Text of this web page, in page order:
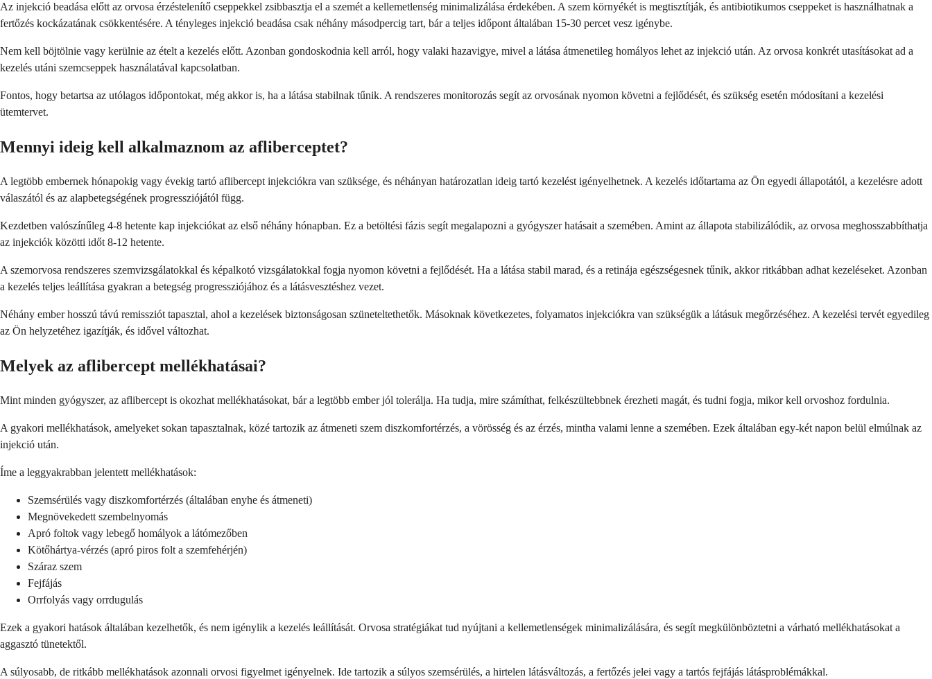
Az injekció beadása előtt az orvosa érzéstelenítő cseppekkel zsibbasztja el a szemét a kellemetlenség minimalizálása érdekében. A szem környékét is megtisztítják, és antibiotikumos cseppeket is használhatnak a
fertőzés kockázatának csökkentésére. A tényleges injekció beadása csak néhány másodpercig tart, bár a teljes időpont általában 15-30 percet vesz igénybe.
Nem kell böjtölnie vagy kerülnie az ételt a kezelés előtt. Azonban gondoskodnia kell arról, hogy valaki hazavigye, mivel a látása átmenetileg homályos lehet az injekció után. Az orvosa konkrét utasításokat ad a
kezelés utáni szemcseppek használatával kapcsolatban.
Fontos, hogy betartsa az utólagos időpontokat, még akkor is, ha a látása stabilnak tűnik. A rendszeres monitorozás segít az orvosának nyomon követni a fejlődését, és szükség esetén módosítani a kezelési
ütemtervet.
Mennyi ideig kell alkalmaznom az afliberceptet?
A legtöbb embernek hónapokig vagy évekig tartó aflibercept injekciókra van szüksége, és néhányan határozatlan ideig tartó kezelést igényelhetnek. A kezelés időtartama az Ön egyedi állapotától, a kezelésre adott
válaszától és az alapbetegségének progressziójától függ.
Kezdetben valószínűleg 4-8 hetente kap injekciókat az első néhány hónapban. Ez a betöltési fázis segít megalapozni a gyógyszer hatásait a szemében. Amint az állapota stabilizálódik, az orvosa meghosszabbíthatja
az injekciók közötti időt 8-12 hetente.
A szemorvosa rendszeres szemvizsgálatokkal és képalkotó vizsgálatokkal fogja nyomon követni a fejlődését. Ha a látása stabil marad, és a retinája egészségesnek tűnik, akkor ritkábban adhat kezeléseket. Azonban
a kezelés teljes leállítása gyakran a betegség progressziójához és a látásvesztéshez vezet.
Néhány ember hosszú távú remissziót tapasztal, ahol a kezelések biztonságosan szüneteltethetők. Másoknak következetes, folyamatos injekciókra van szükségük a látásuk megőrzéséhez. A kezelési tervét egyedileg
az Ön helyzetéhez igazítják, és idővel változhat.
Melyek az aflibercept mellékhatásai?
Mint minden gyógyszer, az aflibercept is okozhat mellékhatásokat, bár a legtöbb ember jól tolerálja. Ha tudja, mire számíthat, felkészültebbnek érezheti magát, és tudni fogja, mikor kell orvoshoz fordulnia.
A gyakori mellékhatások, amelyeket sokan tapasztalnak, közé tartozik az átmeneti szem diszkomfortérzés, a vörösség és az érzés, mintha valami lenne a szemében. Ezek általában egy-két napon belül elmúlnak az
injekció után.
Íme a leggyakrabban jelentett mellékhatások:
Szemsérülés vagy diszkomfortérzés (általában enyhe és átmeneti)
Megnövekedett szembelnyomás
Apró foltok vagy lebegő homályok a látómezőben
Kötőhártya-vérzés (apró piros folt a szemfehérjén)
Száraz szem
Fejfájás
Orrfolyás vagy orrdugulás
Ezek a gyakori hatások általában kezelhetők, és nem igénylik a kezelés leállítását. Orvosa stratégiákat tud nyújtani a kellemetlenségek minimalizálására, és segít megkülönböztetni a várható mellékhatásokat a
aggasztó tünetektől.
A súlyosabb, de ritkább mellékhatások azonnali orvosi figyelmet igényelnek. Ide tartozik a súlyos szemsérülés, a hirtelen látásváltozás, a fertőzés jelei vagy a tartós fejfájás látásproblémákkal.